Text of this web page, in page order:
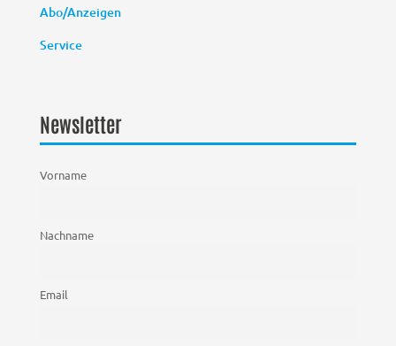
Abo/Anzeigen
Service
Newsletter
Vorname
Nachname
Email